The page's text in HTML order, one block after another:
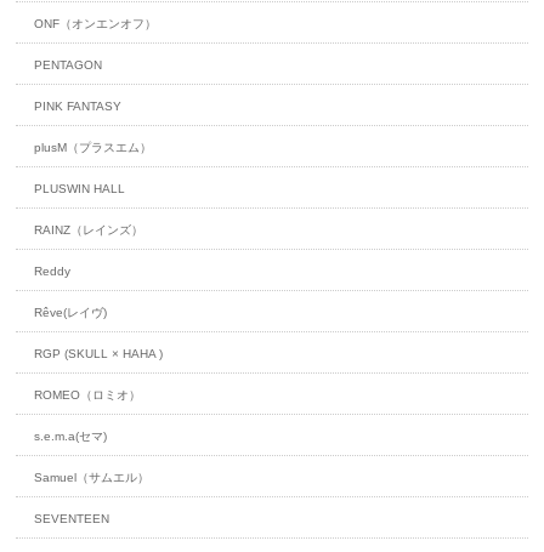
ONF（オンエンオフ）
PENTAGON
PINK FANTASY
plusM（プラスエム）
PLUSWIN HALL
RAINZ（レインズ）
Reddy
Rêve(レイヴ)
RGP (SKULL × HAHA )
ROMEO（ロミオ）
s.e.m.a(セマ)
Samuel（サムエル）
SEVENTEEN